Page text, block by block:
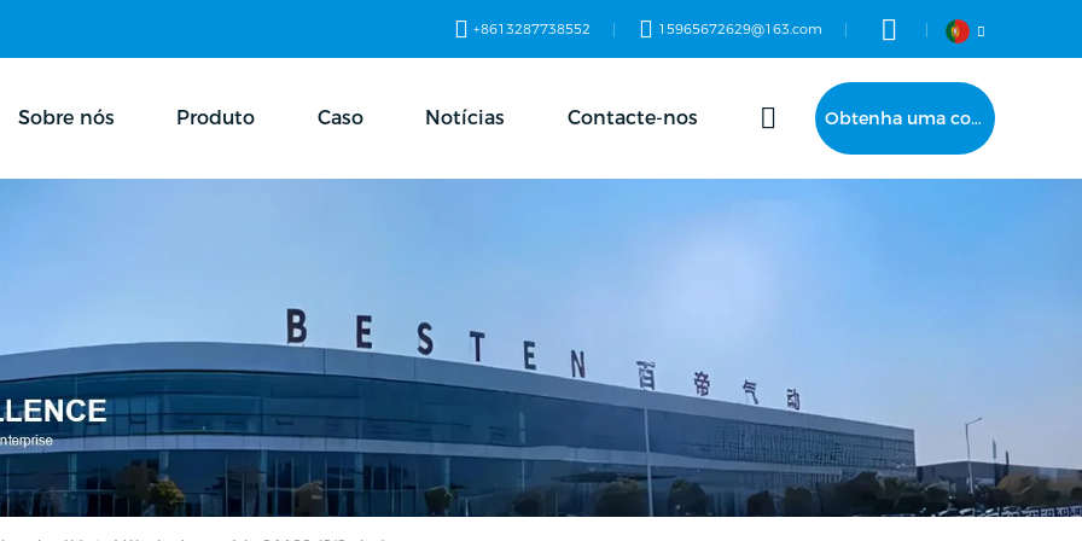
+8613287738552 15965672629@163.com
Sobre nós Produto Caso Notícias Contacte-nos Obtenha uma cotação